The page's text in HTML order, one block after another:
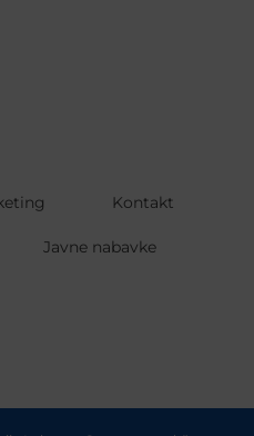
Kontakt
Javne nabavke